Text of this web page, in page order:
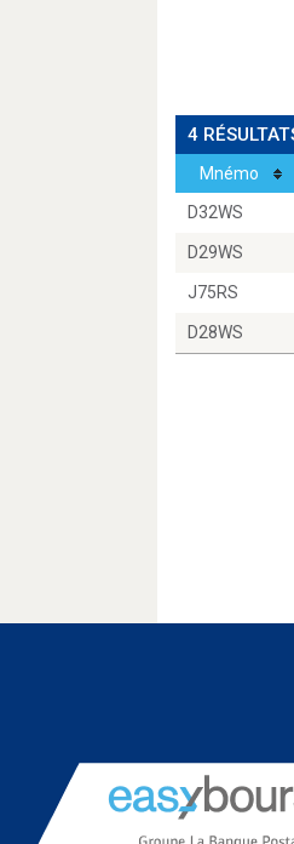
4
Mnémo
D32WS
D29WS
J75RS
D28WS